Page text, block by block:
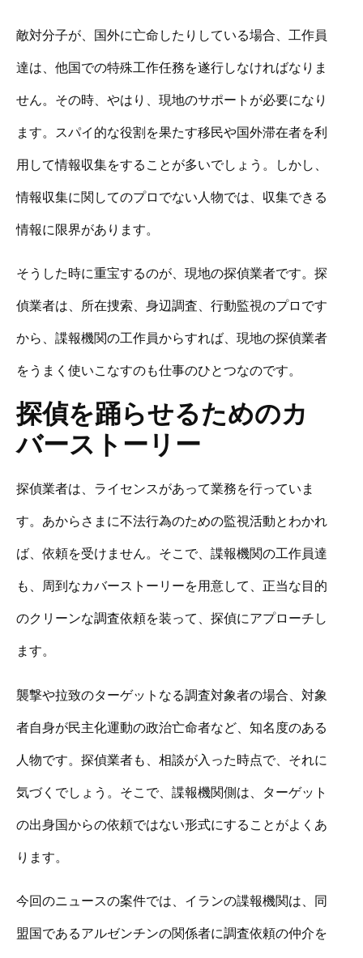
敵対分子が、国外に亡命したりしている場合、工作員
達は、他国での特殊工作任務を遂行しなければなりま
せん。その時、やはり、現地のサポートが必要になり
ます。スパイ的な役割を果たす移民や国外滞在者を利
用して情報収集をすることが多いでしょう。しかし、
情報収集に関してのプロでない人物では、収集できる
情報に限界があります。
そうした時に重宝するのが、現地の探偵業者です。探
偵業者は、所在捜索、身辺調査、行動監視のプロです
から、諜報機関の工作員からすれば、現地の探偵業者
をうまく使いこなすのも仕事のひとつなのです。
探偵を踊らせるためのカ
バーストーリー
探偵業者は、ライセンスがあって業務を行っていま
す。あからさまに不法行為のための監視活動とわかれ
ば、依頼を受けません。そこで、諜報機関の工作員達
も、周到なカバーストーリーを用意して、正当な目的
のクリーンな調査依頼を装って、探偵にアプローチし
ます。
襲撃や拉致のターゲットなる調査対象者の場合、対象
者自身が民主化運動の政治亡命者など、知名度のある
人物です。探偵業者も、相談が入った時点で、それに
気づくでしょう。そこで、諜報機関側は、ターゲット
の出身国からの依頼ではない形式にすることがよくあ
ります。
今回のニュースの案件では、イランの諜報機関は、同
盟国であるアルゼンチンの関係者に調査依頼の仲介を